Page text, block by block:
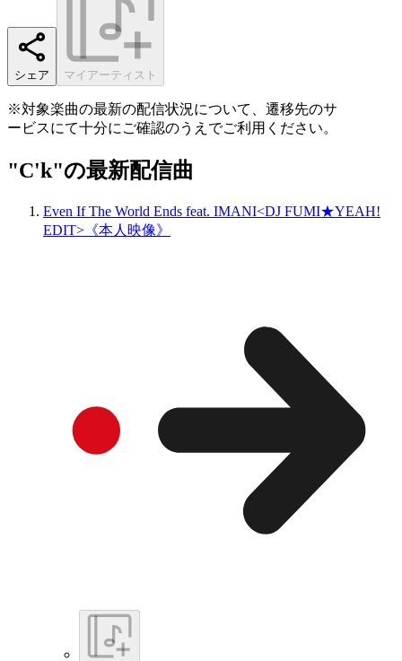
シェア マイアーティスト
※対象楽曲の最新の配信状況について、遷移先のサ
ービスにて十分にご確認のうえでご利用ください。
"C'k"の最新配信曲
Even If The World Ends feat. IMANI<DJ FUMI★YEAH!
EDIT>《本人映像》